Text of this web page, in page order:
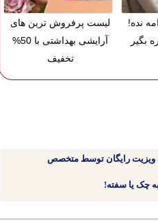
نده!
بگیر
لیست پرفروش ترین های
آرایشی بهداشتی با 50%
تخفیف
ویزیت رایگان توسط متخصص